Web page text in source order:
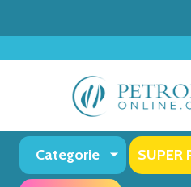
Categorie SUPER